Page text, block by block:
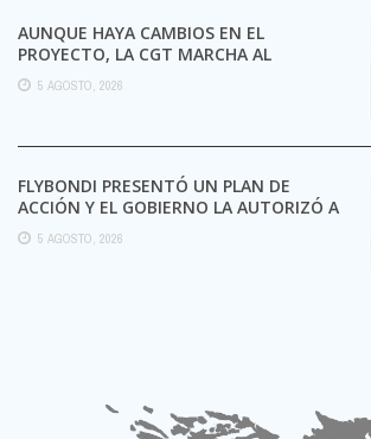
AUNQUE HAYA CAMBIOS EN EL
PROYECTO, LA CGT MARCHA AL
CONGRESO CONTRA LA LEY DE ...
5 AGOSTO, 2026
FLYBONDI PRESENTÓ UN PLAN DE
ACCIÓN Y EL GOBIERNO LA AUTORIZÓ A
SEGUIR OPERANDO
5 AGOSTO, 2026